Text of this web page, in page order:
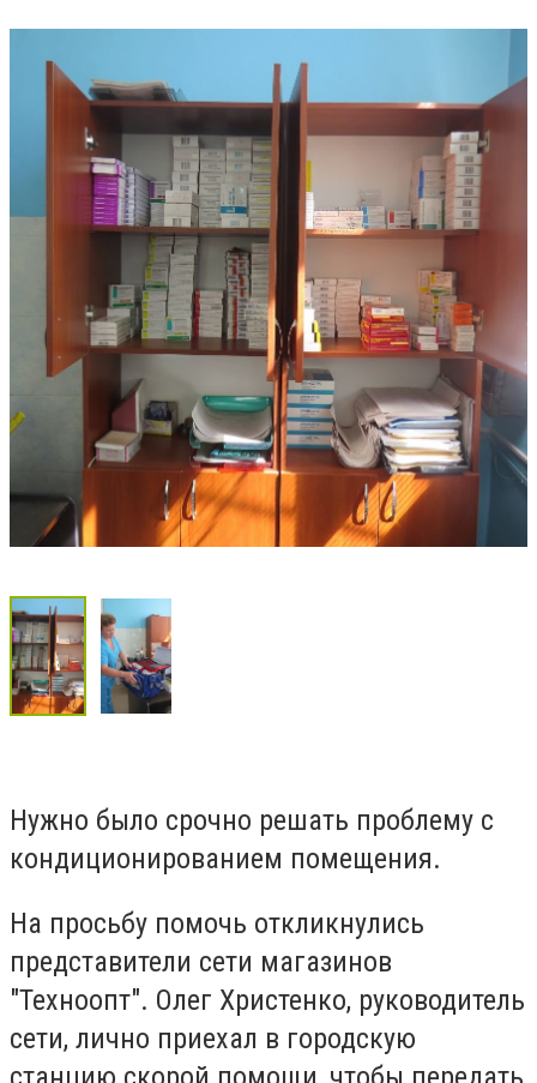
Нужно было срочно решать проблему с
кондиционированием помещения.
На просьбу помочь откликнулись
представители сети магазинов
"Техноопт". Олег Христенко, руководитель
сети, лично приехал в городскую